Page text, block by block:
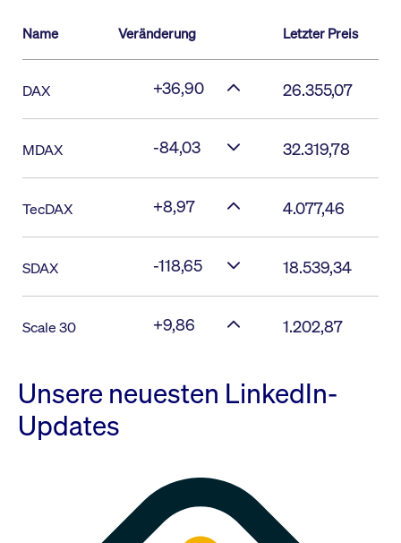
Name Veränderung Letzter Preis
DAX +36,90 26.355,07
MDAX -84,03 32.319,78
TecDAX +8,97 4.077,46
SDAX -118,65 18.539,34
Scale 30 +9,86 1.202,87
Unsere neuesten LinkedIn-
Updates